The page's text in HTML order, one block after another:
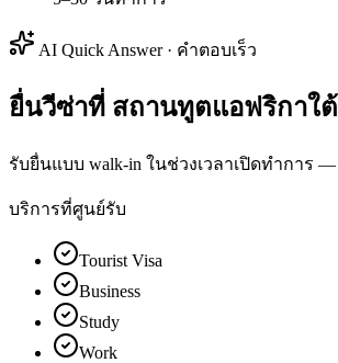
AI Quick Answer · คำตอบเร็ว
ยื่นวีซ่าที่ สถานทูตแอฟริกาใ
รับยื่นแบบ walk-in ในช่วงเวลาเปิดทำการ
บริการที่ศูนย์รับ
Tourist Visa
Business
Study
Work